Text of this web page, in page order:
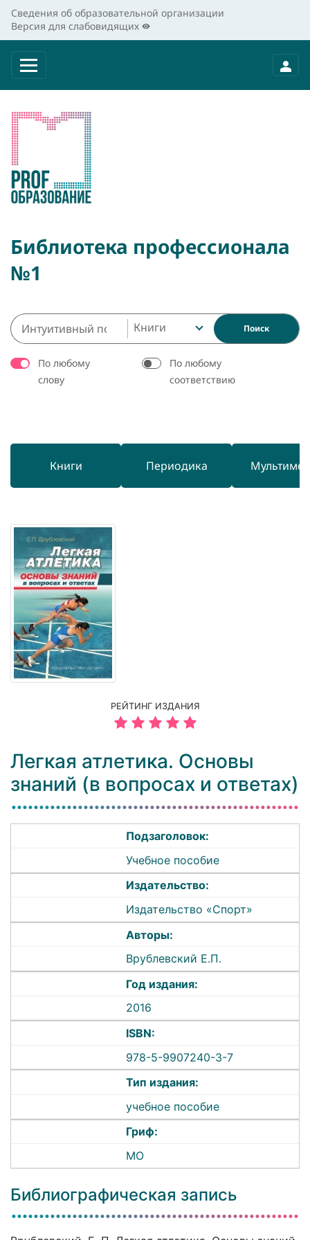
Сведения об образовательной организации
Версия для слабовидящих
Библиотека профессионала
№1
Книги Поиск
По любому
слову
По любому
соответствию
Книги Периодика
РЕЙТИНГ ИЗДАНИЯ
Легкая атлетика. Основы
знаний (в вопросах и ответах)
Подзаголовок:
Учебное пособие
Издательство:
Издательство «Спорт»
Авторы:
Врублевский Е.П.
Год издания:
2016
ISBN:
978-5-9907240-3-7
Тип издания:
учебное пособие
Гриф:
МО
Библиографическая запись